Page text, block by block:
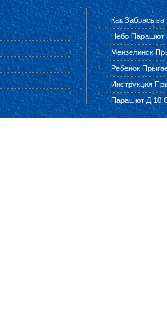
Как
Небо Парашют
Мензелинск
Ребенок
Инструкция
Парашют Д 10